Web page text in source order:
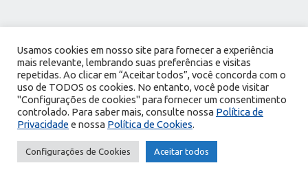
Usamos cookies em nosso site para fornecer a experiência
mais relevante, lembrando suas preferências e visitas
repetidas. Ao clicar em “Aceitar todos”, você concorda com o
uso de TODOS os cookies. No entanto, você pode visitar
"Configurações de cookies" para fornecer um consentimento
controlado. Para saber mais, consulte nossa Política de
Privacidade e nossa Política de Cookies.
Configurações de Cookies Aceitar todos